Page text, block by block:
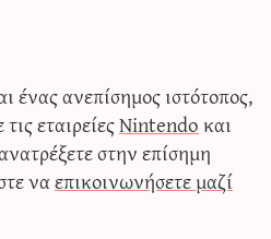
ένας ανεπίσημος ιστότοπος,
εταιρείεςNintendoκαι
στην επίσημη
ναεπικοινωνήσετε μαζί